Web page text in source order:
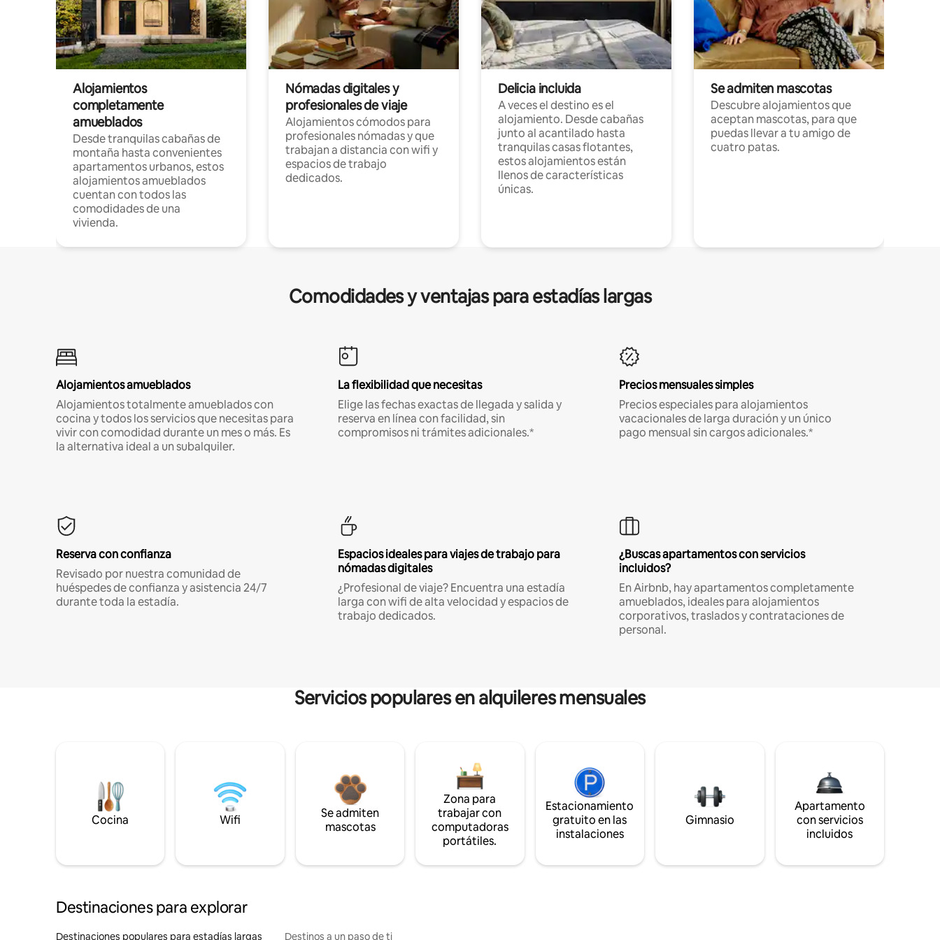
Alojamientos
completamente
amueblados
Desde tranquilas cabañas de
montaña hasta convenientes
apartamentos urbanos, estos
alojamientos amueblados
cuentan con todos las
comodidades de una
vivienda.
Nómadas digitales y
profesionales de viaje
Alojamientos cómodos para
profesionales nómadas y que
trabajan a distancia con wifi y
espacios de trabajo
dedicados.
Delicia incluida
A veces el destino es el
alojamiento. Desde cabañas
junto al acantilado hasta
tranquilas casas flotantes,
estos alojamientos están
llenos de características
únicas.
Se admiten mascotas
Descubre alojamientos que
aceptan mascotas, para que
puedas llevar a tu amigo de
cuatro patas.
Comodidades y ventajas para estadías largas
Alojamientos amueblados
Alojamientos totalmente amueblados con
cocina y todos los servicios que necesitas para
vivir con comodidad durante un mes o más. Es
la alternativa ideal a un subalquiler.
La flexibilidad que necesitas
Elige las fechas exactas de llegada y salida y
reserva en línea con facilidad, sin
compromisos ni trámites adicionales.*
Precios mensuales simples
Precios especiales para alojamientos
vacacionales de larga duración y un único
pago mensual sin cargos adicionales.*
Reserva con confianza
Revisado por nuestra comunidad de
huéspedes de confianza y asistencia 24/7
durante toda la estadía.
Espacios ideales para viajes de trabajo para
nómadas digitales
¿Profesional de viaje? Encuentra una estadía
larga con wifi de alta velocidad y espacios de
trabajo dedicados.
¿Buscas apartamentos con servicios
incluidos?
En Airbnb, hay apartamentos completamente
amueblados, ideales para alojamientos
corporativos, traslados y contrataciones de
personal.
Servicios populares en alquileres mensuales
Cocina Wifi
Se admiten
mascotas
Zona para
trabajar con
computadoras
portátiles.
Estacionamiento
gratuito en las
instalaciones
Gimnasio
Apartamento
con servicios
incluidos
Destinaciones para explorar
Destinaciones populares para estadías largas Destinos a un paso de ti